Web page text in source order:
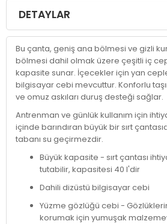
DETAYLAR
Bu çanta, geniş ana bölmesi ve gizli
bölmesi dahil olmak üzere çeşitli iç
kapasite sunar. İçecekler için yan
bilgisayar cebi mevcuttur. Konforlu
ve omuz askıları duruş desteği sağlar.
Antrenman ve günlük kullanım için
içinde barındıran büyük bir sırt
tabanı su geçirmezdir.
Büyük kapasite - sırt çantası
tutabilir, kapasitesi 40 l'dir
Dahili dizüstü bilgisayar cebi
Yüzme gözlüğü cebi -
korumak için yumuşak